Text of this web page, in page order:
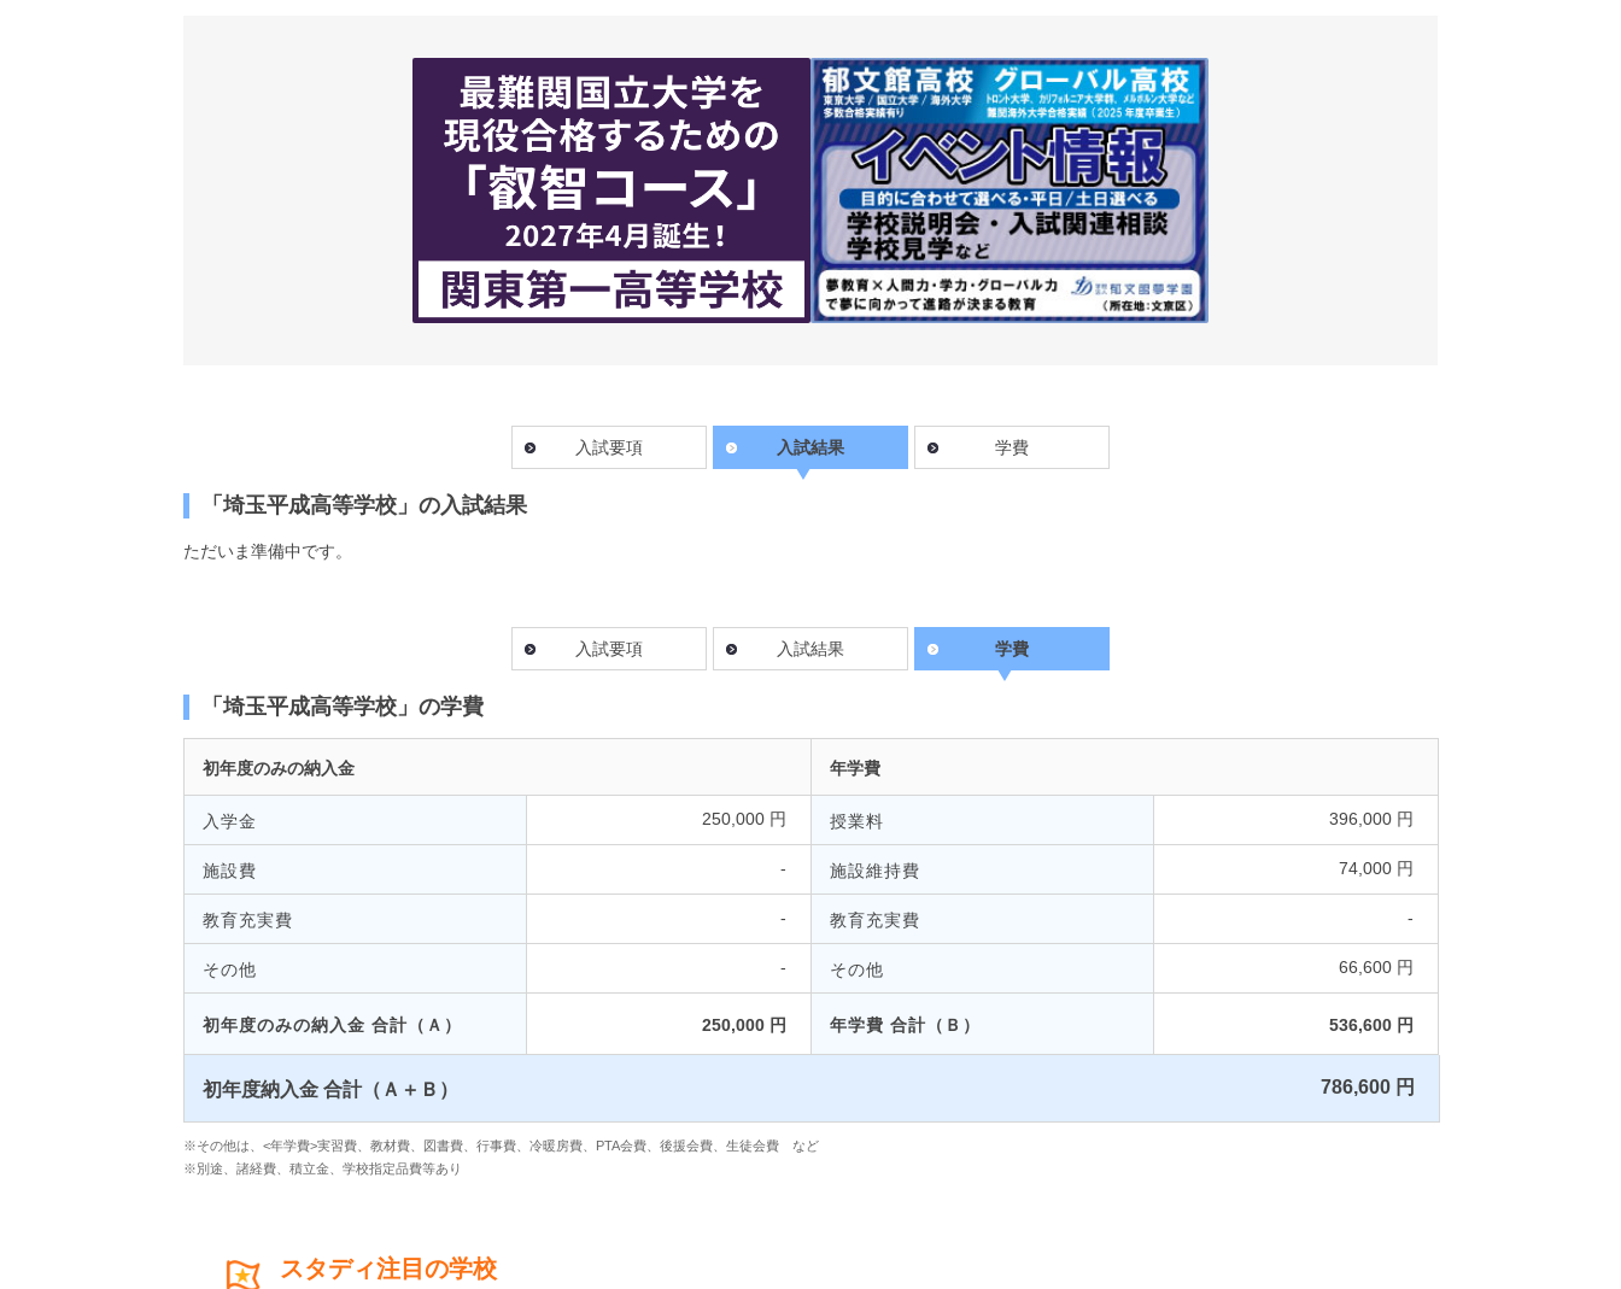
入試要項 入試結果 学費
「埼玉平成高等学校」の入試結果
ただいま準備中です。
入試要項 入試結果 学費
「埼玉平成高等学校」の学費
初年度のみの納入金
入学金 250,000 円
施設費 -
教育充実費 -
その他 -
初年度のみの納入金 合計（Ａ） 250,000 円
年学費
授業料 396,000 円
施設維持費 74,000 円
教育充実費 -
その他 66,600 円
年学費 合計（Ｂ） 536,600 円
初年度納入金 合計（Ａ＋Ｂ） 786,600 円
※その他は、<年学費>実習費、教材費、図書費、行事費、冷暖房費、PTA会費、後援会費、生徒会費 など
※別途、諸経費、積立金、学校指定品費等あり
スタディ注目の学校